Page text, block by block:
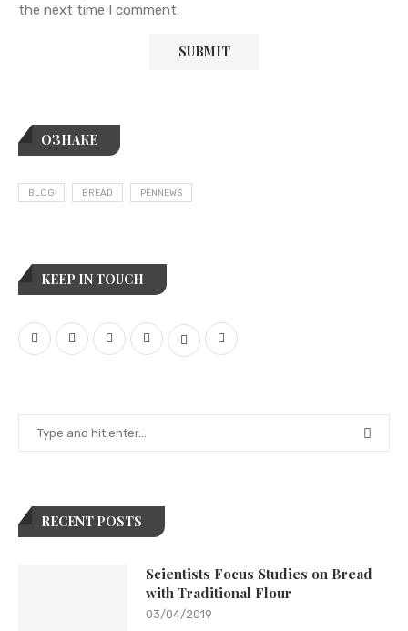
the next time I comment.
ОЗНАКЕ
BLOG BREAD PENNEWS
KEEP IN TOUCH
RECENT POSTS
Scientists Focus Studies on Bread
with Traditional Flour
03/04/2019